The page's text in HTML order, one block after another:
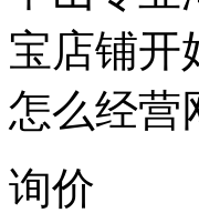
宝店铺开
怎么经营
询价